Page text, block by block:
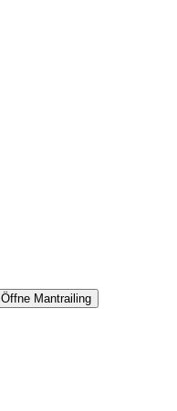
Öffne Mantrailing